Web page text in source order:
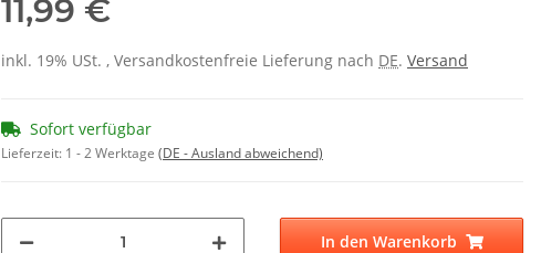
11,99 €
inkl. 19% USt. , Versandkostenfreie Lieferung nach DE. Versand
Sofort verfügbar
Lieferzeit: 1 - 2 Werktage (DE - Ausland abweichend)
In den Warenkorb